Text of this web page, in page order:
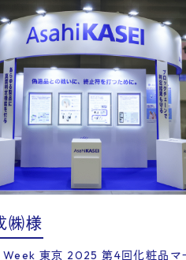
㈱様
Week 東京 2025 第4回化粧品マ